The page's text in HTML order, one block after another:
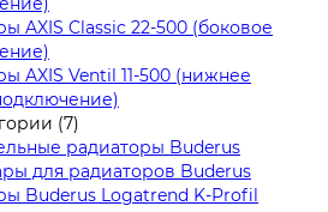
AXIS Classic 22-500 (боковое
AXIS Ventil 11-500 (нижнее
(7)
радиаторы Buderus
для радиаторов Buderus
Buderus Logatrend K-Profil